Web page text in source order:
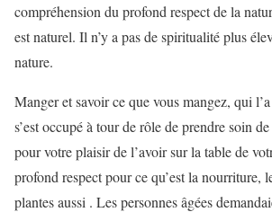
compréhension du profond respect de la
est naturel. Il n’y a pas de spiritualité plus
nature.
Manger et savoir ce que vous mangez, qui
s’est occupé à tour de rôle de prendre soin
pour votre plaisir de l’avoir sur la table de
profond respect pour ce qu’est la nourriture,
plantes aussi . Les personnes âgées